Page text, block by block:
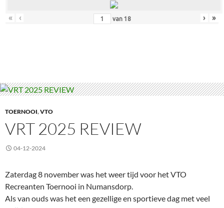
« ‹ van 18 › »
TOERNOOI,VTO
VRT 2025 REVIEW
04-12-2024
Zaterdag 8 november was het weer tijd voor het VTO
Recreanten Toernooi in Numansdorp.
Als van ouds was het een gezellige en sportieve dag met veel